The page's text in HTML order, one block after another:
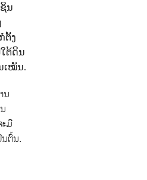
ນ
ຕັ້ງ
ຕ້ດິນ
ເໝັນ.
ນ
ມີ
ນຕົ້ນ.